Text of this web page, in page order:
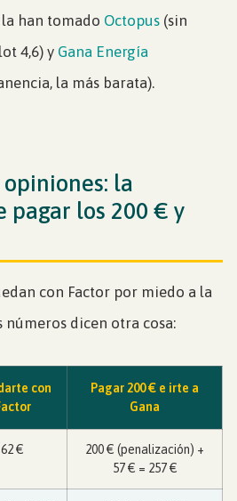
han tomado Octopus (sin
4,6) y Gana Energía
la más barata).
la
pagar los 200 € y
con Factor por miedo a la
números dicen otra cosa:
con
Pagar 200 € e irte a
Gana
62 €
200 € (penalización) +
57 € = 257 €